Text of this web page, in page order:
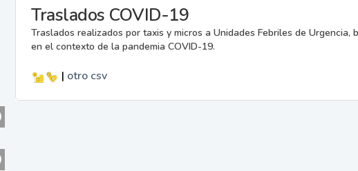
Traslados COVID-19
Traslados realizados por taxis y micros a Unidades Febriles de Urgencia,
en el contexto de la pandemia COVID-19.
| otro csv